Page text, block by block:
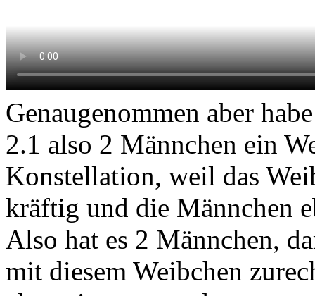
Genaugenommen aber
2.1 also 2 Männchen ein
Konstellation, weil das
kräftig und die Männchen
Also hat es 2 Männchen,
mit diesem Weibchen